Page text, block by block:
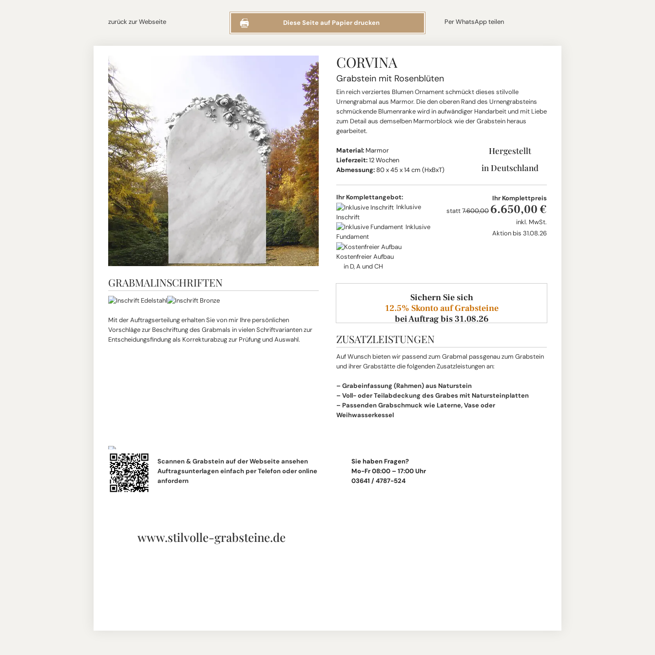
zurück zur Webseite Diese Seite auf Papier drucken Per WhatsApp teilen
GRABMALINSCHRIFTEN
Mit der Auftragserteilung erhalten Sie von mir Ihre persönlichen
Vorschläge zur Beschriftung des Grabmals in vielen Schriftvarianten zur
Entscheidungsfindung als Korrekturabzug zur Prüfung und Auswahl.
CORVINA
Grabstein mit Rosenblüten
Ein reich verziertes Blumen Ornament schmückt dieses stilvolle
Urnengrabmal aus Marmor. Die den oberen Rand des Urnengrabsteins
schmückende Blumenranke wird in aufwändiger Handarbeit und mit Liebe
zum Detail aus demselben Marmorblock wie der Grabstein heraus
gearbeitet.
Material: Marmor
Lieferzeit:12 Wochen
Abmessung:80 x 45 x 14 cm (HxBxT)
Hergestellt
in Deutschland
Ihr Komplettangebot:
Inklusive
Inschrift
Inklusive
Fundament
Kostenfreier Aufbau
in D, A und CH
Ihr Komplettpreis
statt7.600,00 6.650,00 €
inkl. MwSt.
Aktion bis 31.08.26
Sichern Sie sich
12.5% Skonto auf Grabsteine
bei Auftrag bis 31.08.26
ZUSATZLEISTUNGEN
Auf Wunsch bieten wir passend zum Grabmal passgenau zum Grabstein
und ihrer Grabstätte die folgenden Zusatzleistungen an:
– Grabeinfassung (Rahmen) aus Naturstein
– Voll- oder Teilabdeckung des Grabes mit Natursteinplatten
– Passenden Grabschmuck wie Laterne, Vase oder
Weihwasserkessel
Scannen & Grabstein auf der Webseite ansehen
Auftragsunterlagen einfach per Telefon oder online
anfordern
www.stilvolle-grabsteine.de
Sie haben Fragen?
Mo-Fr 08:00 – 17:00 Uhr
03641 / 4787-524